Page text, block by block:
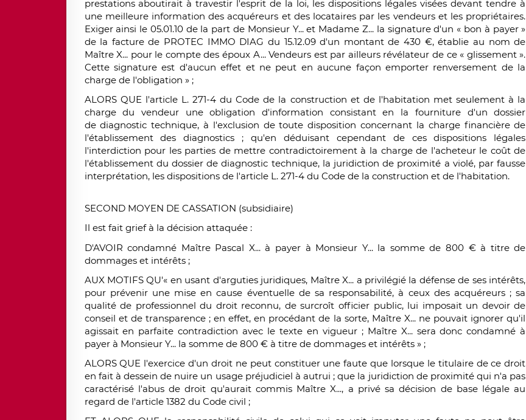
prestations aboutirait à travestir l'esprit de la loi, les dispositions légales visées devant tendre à
une meilleure information des acquéreurs et des locataires par les vendeurs et les propriétaires.
Exiger ainsi le 05.01.10 de la part de Monsieur Y... et Madame Z... la signature d'un « bon à payer »
de la facture de PROTEC IMMO DIAG du 15.12.09 d'un montant de 430 €, établie au nom de
Maître X... pour le compte des époux A... Vendeurs est par ailleurs révélateur de ce « glissement ».
Cette signature est d'aucun effet et ne peut en aucune façon emporter renversement de la
charge de l'obligation » ;
ALORS QUE l'article L. 271-4 du Code de la construction et de l'habitation met seulement à la
charge du vendeur une obligation d'information consistant en la fourniture d'un dossier
dediagnostic technique, à l'exclusion de toute disposition concernant la charge financière de
l'établissement desdiagnostics ; qu'en déduisant cependant de ces dispositions légales
l'interdiction pour les parties de mettre contradictoirement à la charge de l'acheteur le coût de
l'établissement du dossier dediagnostic technique, la juridiction de proximité a violé, par fausse
interprétation, les dispositions de l'article L. 271-4 du Code de la construction et de l'habitation.
SECOND MOYEN DE CASSATION (subsidiaire)
Il est fait grief à la décision attaquée :
D'AVOIR condamné Maître Pascal X... à payer à Monsieur Y... la somme de 800 € à titre de
dommages et intérêts ;
AUX MOTIFS QU'« en usant d'arguties juridiques, Maître X... a privilégié la défense de ses intérêts,
pour prévenir une mise en cause éventuelle de sa responsabilité, à ceux des acquéreurs ; sa
qualité de professionnel du droit reconnu, de surcroît officier public, lui imposait un devoir de
conseil et de transparence ; en effet, en procédant de la sorte, Maître X... ne pouvait ignorer qu'il
agissait en parfaite contradiction avec le texte en vigueur ; Maître X... sera donc condamné à
payer à Monsieur Y... la somme de 800 € à titre de dommages et intérêts » ;
ALORS QUE l'exercice d'un droit ne peut constituer une faute que lorsque le titulaire de ce droit
en fait à dessein de nuire un usage préjudiciel à autrui ; que la juridiction de proximité qui n'a pas
caractérisé l'abus de droit qu'aurait commis Maître X..., a privé sa décision de base légale au
regard de l'article 1382 du Code civil ;